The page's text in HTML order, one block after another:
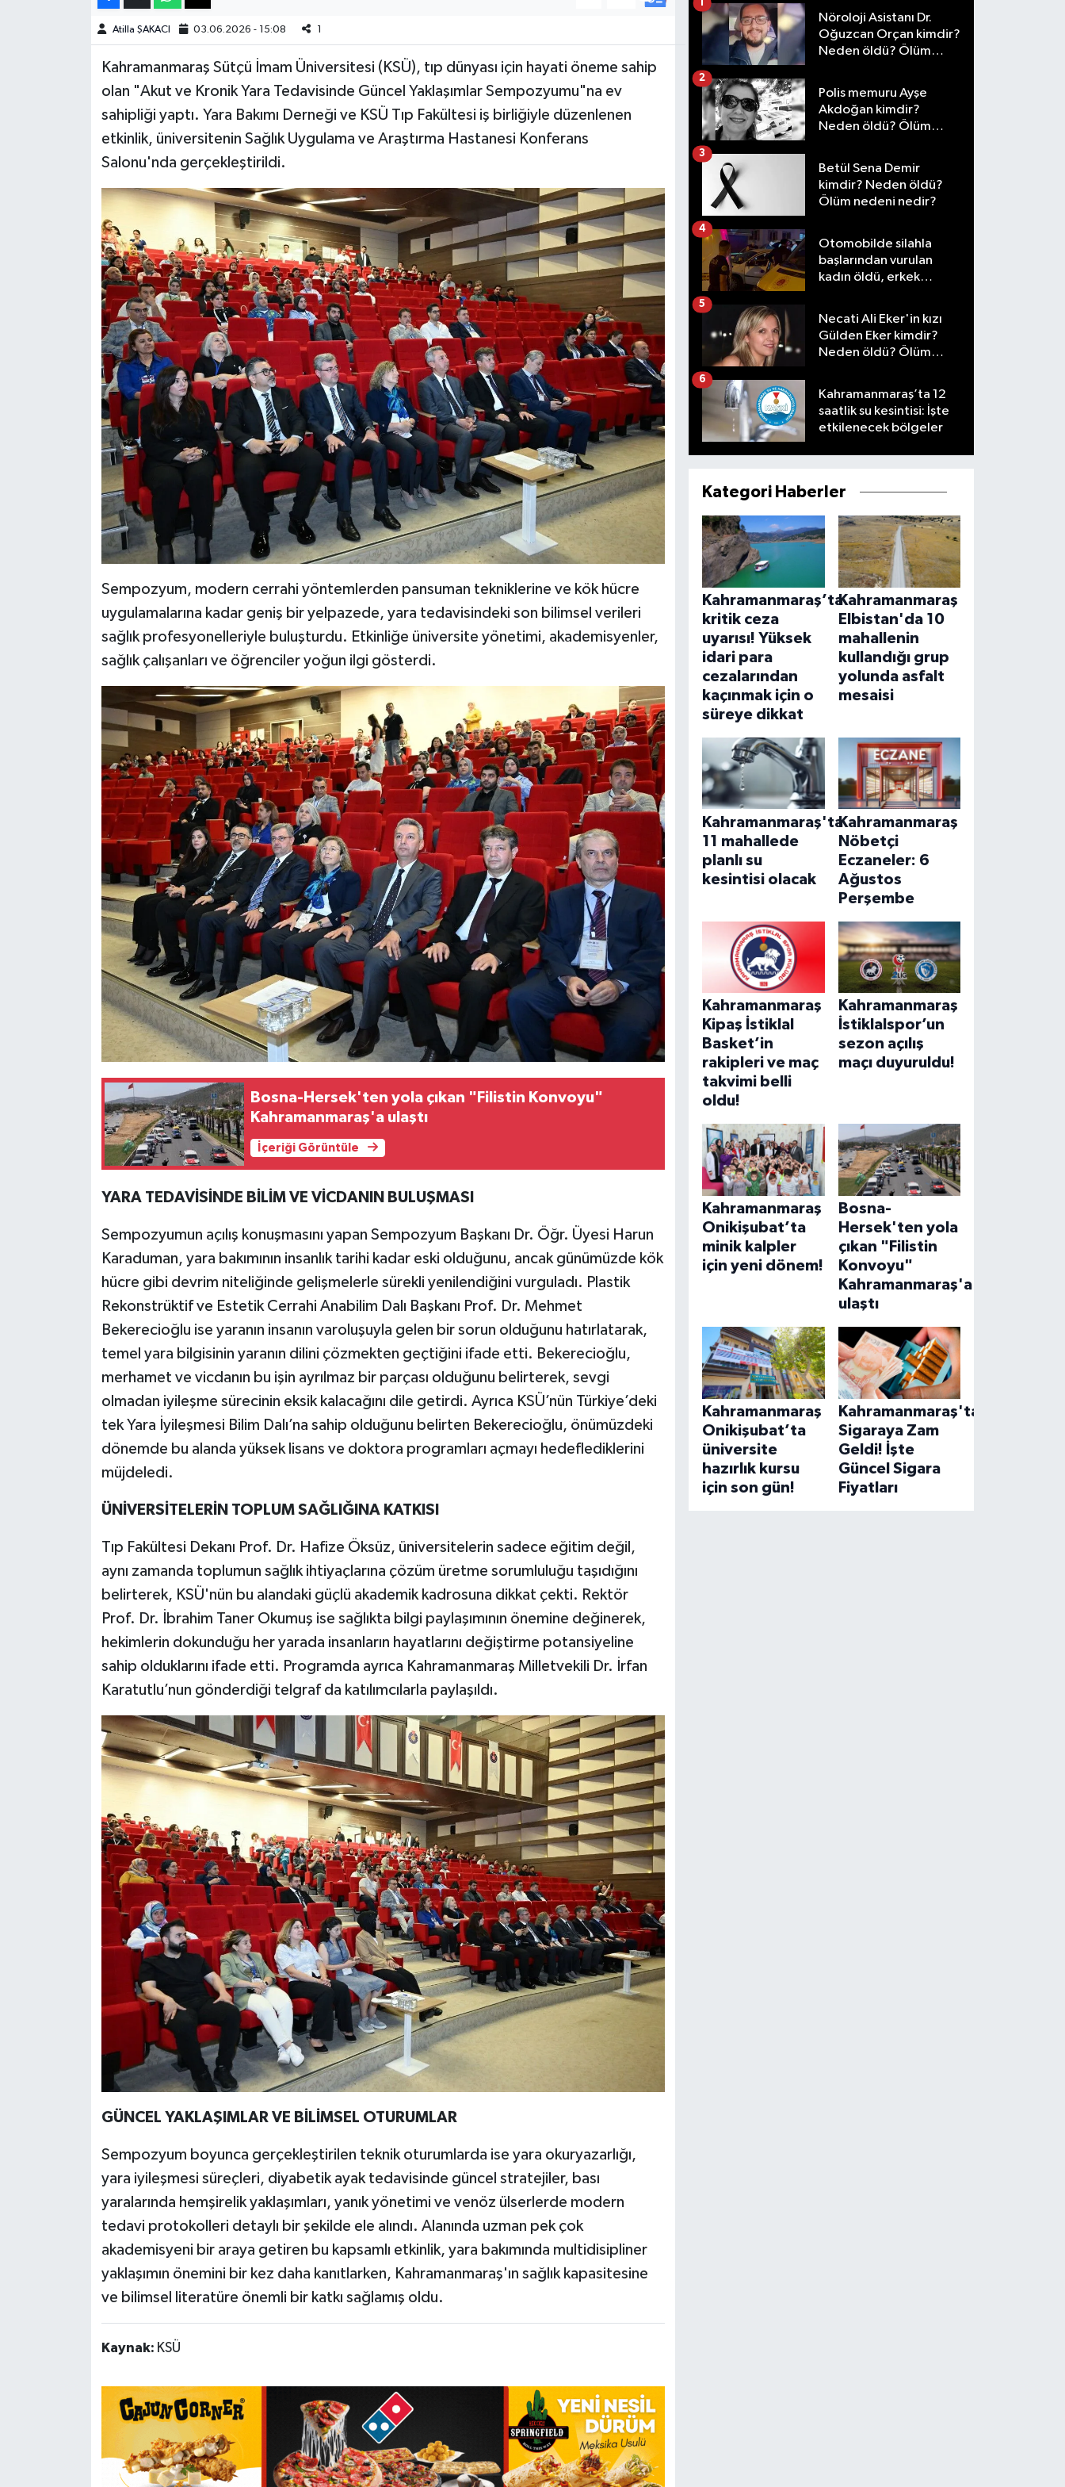
Atilla ŞAKACI 03.06.2026 - 15:08
Kahramanmaraş Sütçü İmam Üniversitesi (KSÜ), tıp dünyası için hayati öneme sahip
olan "Akut ve Kronik Yara Tedavisinde Güncel Yaklaşımlar Sempozyumu"na ev
sahipliği yaptı. Yara Bakımı Derneği ve KSÜ Tıp Fakültesi iş birliğiyle düzenlenen
etkinlik, üniversitenin Sağlık Uygulama ve Araştırma Hastanesi Konferans
Salonu'nda gerçekleştirildi.
Sempozyum, modern cerrahi yöntemlerden pansuman tekniklerine ve kök hücre
uygulamalarına kadar geniş bir yelpazede, yara tedavisindeki son bilimsel verileri
sağlık profesyonelleriyle buluşturdu. Etkinliğe üniversite yönetimi, akademisyenler,
sağlık çalışanları ve öğrenciler yoğun ilgi gösterdi.
Bosna-Hersek'ten yola çıkan "Filistin Konvoyu"
Kahramanmaraş'a ulaştı
İçeriği Görüntüle
YARA TEDAVİSİNDE BİLİM VE VİCDANIN BULUŞMASI
Sempozyumun açılış konuşmasını yapan Sempozyum Başkanı Dr. Öğr. Üyesi Harun
Karaduman, yara bakımının insanlık tarihi kadar eski olduğunu, ancak günümüzde kök
hücre gibi devrim niteliğinde gelişmelerle sürekli yenilendiğini vurguladı. Plastik
Rekonstrüktif ve Estetik Cerrahi Anabilim Dalı Başkanı Prof. Dr. Mehmet
Bekerecioğlu ise yaranın insanın varoluşuyla gelen bir sorun olduğunu hatırlatarak,
temel yara bilgisinin yaranın dilini çözmekten geçtiğini ifade etti. Bekerecioğlu,
merhamet ve vicdanın bu işin ayrılmaz bir parçası olduğunu belirterek, sevgi
olmadan iyileşme sürecinin eksik kalacağını dile getirdi. Ayrıca KSÜ’nün Türkiye’deki
tek Yara İyileşmesi Bilim Dalı’na sahip olduğunu belirten Bekerecioğlu, önümüzdeki
dönemde bu alanda yüksek lisans ve doktora programları açmayı hedeflediklerini
müjdeledi.
ÜNİVERSİTELERİN TOPLUM SAĞLIĞINA KATKISI
Tıp Fakültesi Dekanı Prof. Dr. Hafize Öksüz, üniversitelerin sadece eğitim değil,
aynı zamanda toplumun sağlık ihtiyaçlarına çözüm üretme sorumluluğu taşıdığını
belirterek, KSÜ'nün bu alandaki güçlü akademik kadrosuna dikkat çekti. Rektör
Prof. Dr. İbrahim Taner Okumuş ise sağlıkta bilgi paylaşımının önemine değinerek,
hekimlerin dokunduğu her yarada insanların hayatlarını değiştirme potansiyeline
sahip olduklarını ifade etti. Programda ayrıca Kahramanmaraş Milletvekili Dr. İrfan
Karatutlu’nun gönderdiği telgraf da katılımcılarla paylaşıldı.
GÜNCEL YAKLAŞIMLAR VE BİLİMSEL OTURUMLAR
Sempozyum boyunca gerçekleştirilen teknik oturumlarda ise yara okuryazarlığı,
yara iyileşmesi süreçleri, diyabetik ayak tedavisinde güncel stratejiler, bası
yaralarında hemşirelik yaklaşımları, yanık yönetimi ve venöz ülserlerde modern
tedavi protokolleri detaylı bir şekilde ele alındı. Alanında uzman pek çok
akademisyeni bir araya getiren bu kapsamlı etkinlik, yara bakımında multidisipliner
yaklaşımın önemini bir kez daha kanıtlarken, Kahramanmaraş'ın sağlık kapasitesine
ve bilimsel literatüre önemli bir katkı sağlamış oldu.
Kaynak: KSÜ
Nöroloji Asistanı Dr.
Oğuzcan Orçan kimdir?
Neden öldü? Ölüm
1
Polis memuru Ayşe
Akdoğan kimdir?
Neden öldü? Ölüm
2
Betül Sena Demir
kimdir? Neden öldü?
Ölüm nedeni nedir?
3
Otomobilde silahla
başlarından vurulan
kadın öldü, erkek
4
Necati Ali Eker'in kızı
Gülden Eker kimdir?
Neden öldü? Ölüm
5
Kahramanmaraş’ta 12
saatlik su kesintisi: İşte
etkilenecek bölgeler
6
Kategori Haberler
Kahramanmaraş’ta
kritik ceza
uyarısı! Yüksek
idari para
cezalarından
kaçınmak için o
süreye dikkat
Kahramanmaraş
Elbistan'da 10
mahallenin
kullandığı grup
yolunda asfalt
mesaisi
Kahramanmaraş'ta
11 mahallede
planlı su
kesintisi olacak
Kahramanmaraş
Nöbetçi
Eczaneler: 6
Ağustos
Perşembe
Kahramanmaraş
Kipaş İstiklal
Basket’in
rakipleri ve maç
takvimi belli
oldu!
Kahramanmaraş
İstiklalspor’un
sezon açılış
maçı duyuruldu!
Kahramanmaraş
Onikişubat’ta
minik kalpler
için yeni dönem!
Bosna-
Hersek'ten yola
çıkan "Filistin
Konvoyu"
Kahramanmaraş'a
ulaştı
Kahramanmaraş
Onikişubat’ta
üniversite
hazırlık kursu
için son gün!
Kahramanmaraş'ta
Sigaraya Zam
Geldi! İşte
Güncel Sigara
Fiyatları
Haberde İnsan
Kültür Sanat
Manşetler
Resmi İlan
SürManşet
Teknoloji
KAHRAMANMARAŞ